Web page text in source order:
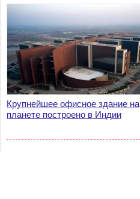
Крупнейшее офисное здание на
планете построено в Индии